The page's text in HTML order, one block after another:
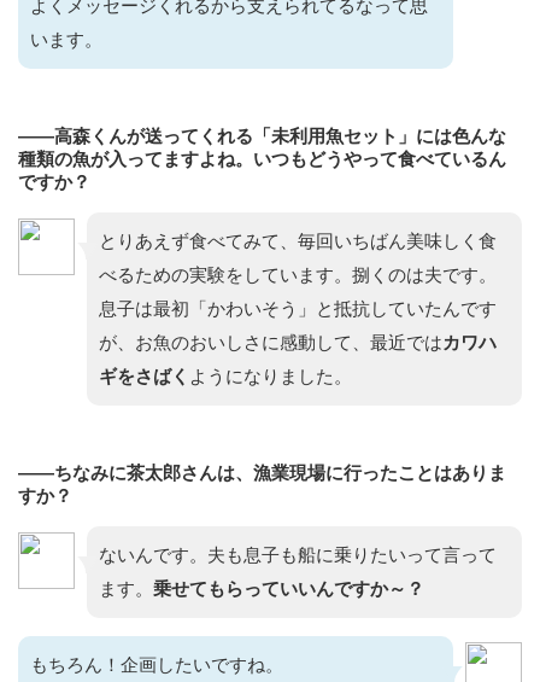
よくメッセージくれるから支えられてるなって思
います。
——高森くんが送ってくれる「未利用魚セット」には色んな
種類の魚が入ってますよね。いつもどうやって食べているん
ですか？
とりあえず食べてみて、毎回いちばん美味しく食
べるための実験をしています。捌くのは夫です。
息子は最初「かわいそう」と抵抗していたんです
が、お魚のおいしさに感動して、最近ではカワハ
ギをさばく ようになりました。
——ちなみに茶太郎さんは、漁業現場に行ったことはありま
すか？
ないんです。夫も息子も船に乗りたいって言って
ます。 乗せてもらっていいんですか～？
もちろん！企画したいですね。